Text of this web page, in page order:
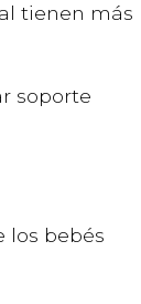
tienen más
soporte
los bebés